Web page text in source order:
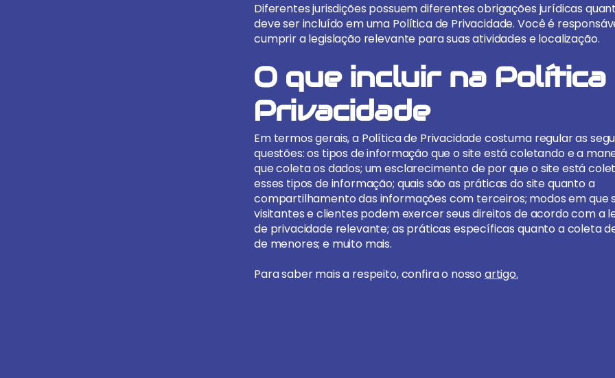
Diferentes jurisdições possuem diferentes obrigações jurídicas
deve ser incluído em uma Política de Privacidade. Você é
cumprir a legislação relevante para suas atividades e localização.
O que incluir na Política
Privacidade
Em termos gerais, a Política de Privacidade costuma regular as
questões: os tipos de informação que o site está coletando e a
que coleta os dados; um esclarecimento de por que o site está
esses tipos de informação; quais são as práticas do site quanto a
compartilhamento das informações com terceiros; modos em que
visitantes e clientes podem exercer seus direitos de acordo com a
de privacidade relevante; as práticas específicas quanto a coleta
de menores; e muito mais.
Para saber mais a respeito, confira o nosso artigo.